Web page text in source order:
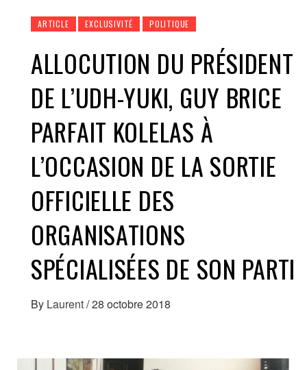
ARTICLE EXCLUSIVITÉ POLITIQUE
ALLOCUTION DU PRÉSIDENT
DE L’UDH-YUKI, GUY BRICE
PARFAIT KOLELAS À
L’OCCASION DE LA SORTIE
OFFICIELLE DES
ORGANISATIONS
SPÉCIALISÉES DE SON PARTI
By Laurent/28 octobre 2018